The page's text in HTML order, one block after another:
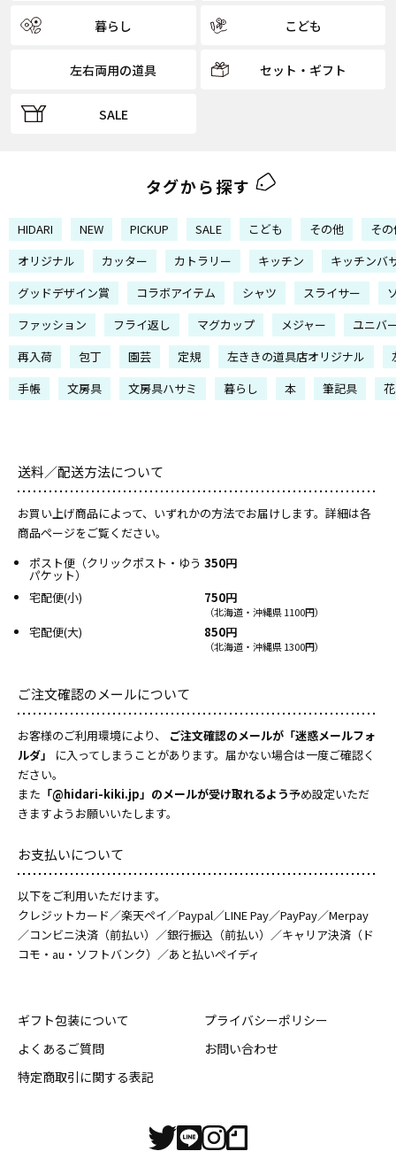
暮らし こども
左右両用の道具 セット・ギフト
SALE
タグから探す
HIDARI NEW PICKUP SALE こども その他
そ
オリジナル
カッター カトラリー キッチン
キッチンバ
グッドデザイン賞
コラボアイテム シャツ スライサー
ファッション
フライ返し マグカップ メジャー
ユニバ
再入荷
包丁 園芸 定規 左ききの道具店オリジナル
手帳
文房具 文房具ハサミ 暮らし 本 筆記具
送料／配送方法について
お買い上げ商品によって、いずれかの方法でお届けします。詳細は各
商品ページをご覧ください。
ポスト便（クリックポスト・ゆう
パケット）
350円
宅配便(小) 750円
（北海道・沖縄県 1100円）
宅配便(大) 850円
（北海道・沖縄県 1300円）
ご注文確認のメールについて
お客様のご利用環境により、
ご注文確認のメールが「迷惑メールフォ
ルダ」
に入ってしまうことがあります。届かない場合は一度ご確認く
ださい。
また 「@hidari-kiki.jp」のメールが受け取れるよう予め設定いただ
きますようお願いいたします。
お支払いについて
以下をご利用いただけます。
クレジットカード／楽天ペイ／Paypal／LINE Pay／PayPay／Merpay
／コンビニ決済（前払い）／銀行振込（前払い）／キャリア決済（ド
コモ・au・ソフトバンク）／あと払いペイディ
ギフト包装について
よくあるご質問
特定商取引に関する表記
プライバシーポリシー
お問い合わせ